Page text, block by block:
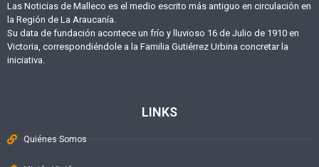
Las Noticias de Malleco es el medio escrito más antiguo en circulación en
la Región de La Araucanía.
Su data de fundación acontece un frío y lluvioso 16 de Julio de 1910 en
Victoria, correspondiéndole a la Familia Gutiérrez Urbina concretar la
iniciativa.
LINKS
Quiénes Somos